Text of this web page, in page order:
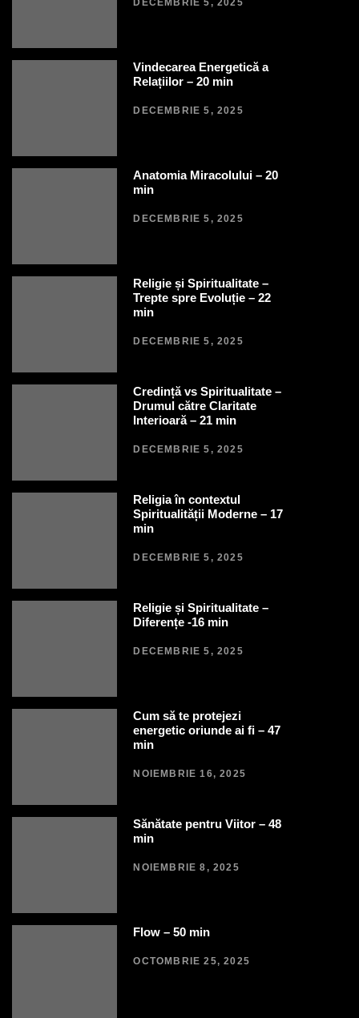
DECEMBRIE 5, 2025
Vindecarea Energetică a
Relațiilor – 20 min
DECEMBRIE 5, 2025
Anatomia Miracolului – 20
min
DECEMBRIE 5, 2025
Religie și Spiritualitate –
Trepte spre Evoluție – 22
min
DECEMBRIE 5, 2025
Credință vs Spiritualitate –
Drumul către Claritate
Interioară – 21 min
DECEMBRIE 5, 2025
Religia în contextul
Spiritualității Moderne – 17
min
DECEMBRIE 5, 2025
Religie și Spiritualitate –
Diferențe -16 min
DECEMBRIE 5, 2025
Cum să te protejezi
energetic oriunde ai fi – 47
min
NOIEMBRIE 16, 2025
Sănătate pentru Viitor – 48
min
NOIEMBRIE 8, 2025
Flow – 50 min
OCTOMBRIE 25, 2025